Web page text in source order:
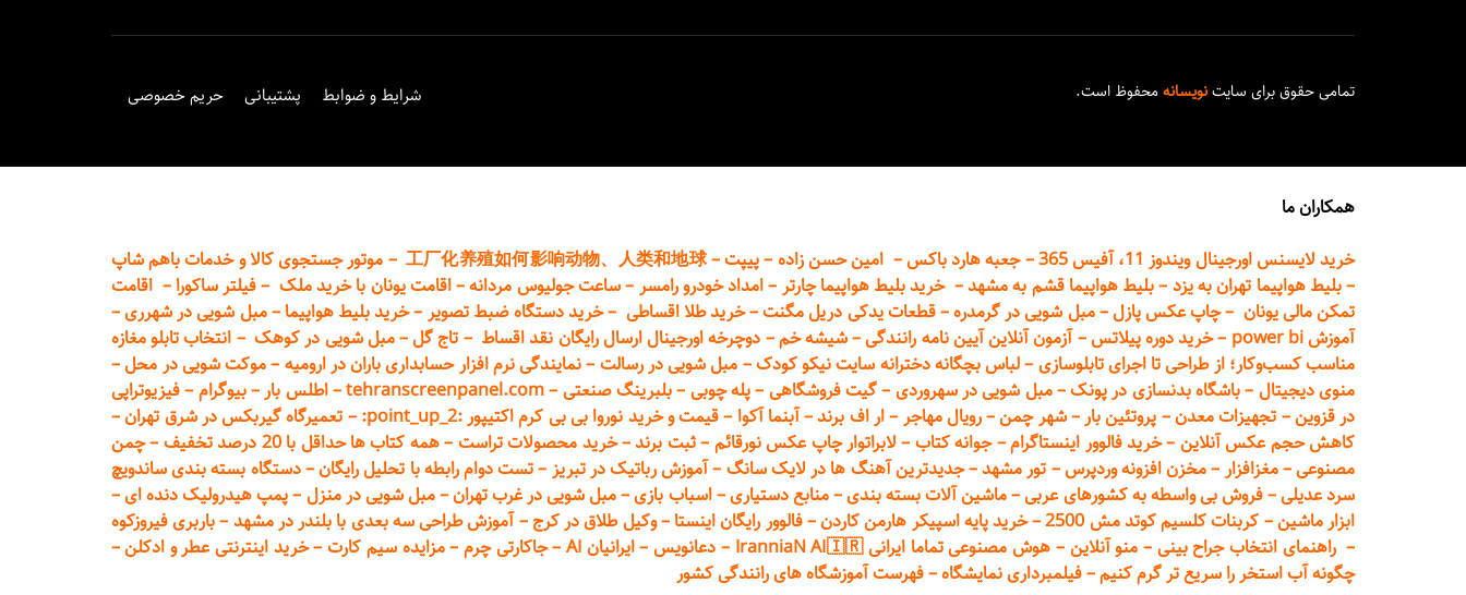
تمامی حقوق برای سایتنویسانهمحفوظ است. شرایط و ضوابط پشتیبانی حریم خصوصی
همکاران ما
خرید لایسنس اورجینال ویندوز 11، آفیس 365
–جعبه هارد باکس– امین حسن زاده –پیپت–
工厂化养殖如何影响动物、人类和地球
– موتور جستجوی کالا و خدمات باهم شاپ
–بلیط هواپیما تهرانبه یزد –بلیط هواپیما قشم به مشهد–خرید بلیط هواپیما چارتر –امداد خودرورامسر –ساعت جولیوس مردانه–اقامت یونان با خرید ملک –فیلتر ساکورا – اقامت
تمکن مالی یونان –چاپ عکس پازل–مبل شویی در گرمدره–قطعاتیدکی دریل مگنت–خرید طلا اقساطی –خرید دستگاه ضبط تصویر –خرید بلیط هواپیما –مبل شویی در شهرری–
آموزش power bi
–خرید دورهپیلاتس–آزمون آنلاین آیین نامه رانندگی–شیشه خم– دوچرخه اورجینال ارسال رایگان نقد اقساط – تاج گل–مبل شویی در کوهک– انتخاب تابلو مغازه
مناسب کسب‌وکار؛ از طراحی تا اجرای تابلوسازی –لباس بچگانه دخترانه سایت نیکو کودک– مبل شویی در رسالت –نمایندگی نرم افزار حسابداری باران در ارومیه –موکت شویی در محل–
منوی دیجیتال –باشگاه بدنسازی در پونک–مبل شویی در سهروردی –گیت فروشگاهی –پله چوبی –بلبرینگ صنعتی –
tehranscreenpanel.com
–اطلس بار –بیوگرام –فیزیوتراپی
در قزوین– تجهیزات معدن– پروتئین بار –شهر چمن–رویال مهاجر –ار اف برند–آبنما آکوا –قیمت و خرید نوروا بی بی کرم اکتیپور :point_up_2: – تعمیرگاه گیربکس در شرق تهران–
کاهش حجم عکس آنلاین –خرید فالوور اینستاگرام–جوانه کتاب – لابراتوار چاپ عکس نورقائم –ثبت برند–خرید محصولات تراست –همه کتاب ها حداقل با 20 درصد تخفیف –چمن
مصنوعی–مغزافزار –مخزن افزونه وردپرس– تور مشهد–جدیدترین آهنگ ها در لایک سانگ –آموزشرباتیک در تبریز –تست دوام رابطه با تحلیل رایگان–دستگاه بسته‌ بندی ساندویچ
سرد عدیلی–فروش بی واسطه بهکشورهای عربی–ماشین آلات بسته بندی–منابع دستیاری–اسباب بازی–مبل شویی در غرب تهران–مبل شویی در منزل –پمپ هیدرولیک دنده ای–
ابزار ماشین– کربنات کلسیم کوتد مش 2500 –خرید پایه اسپیکر هارمن کاردن–فالوور رایگان اینستا –وکیل طلاق در کرج –آموزش طراحی سه بعدی با بلندر در مشهد –باربری فیروزکوه
–راهنمای انتخاب جراح بینی – منو آنلاین – هوش مصنوعی تماما ایرانی IranniaN AI🇮🇷 – دعانویس–ایرانیان AI –جاکارتی چرم –مزایده سیم کارت–خرید اینترنتی عطر و ادکلن–
چگونه آب استخر را سریع تر گرم کنیم–فیلمبرداری نمایشگاه–فهرست آموزشگاه های رانندگی کشور